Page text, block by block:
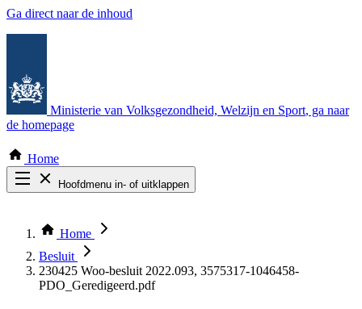
Ga direct naar de inhoud
Ministerie van Volksgezondheid, Welzijn en Sport, ga naar
de homepage
Home
Hoofdmenu in- of uitklappen
Thema COVID-19
Bekijk per bestuursorgaan
Home
Besluit
230425 Woo-besluit 2022.093, 3575317-1046458-
PDO_Geredigeerd.pdf